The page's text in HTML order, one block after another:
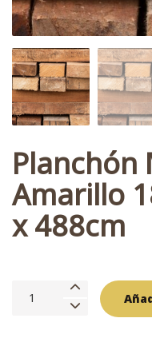
Planchón
Amarillo
x 488cm